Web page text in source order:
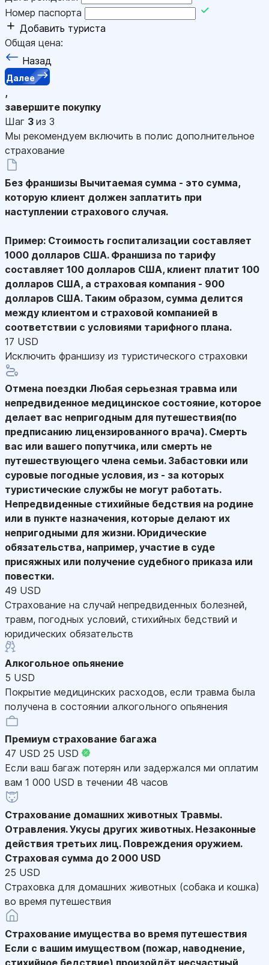
Номер паспорта
Добавить туриста
Общая цена:
Назад
Далее
,
завершите покупку
Шаг 3 из 3
Мы рекомендуем включить в полис дополнительное
страхование
Без франшизы Вычитаемая сумма - это сумма,
которую клиент должен заплатить при
наступлении страхового случая.
Пример: Стоимость госпитализации составляет
1000 долларов США. Франшиза по тарифу
составляет 100 долларов США, клиент платит 100
долларов США, а страховая компания - 900
долларов США. Таким образом, сумма делится
между клиентом и страховой компанией в
соответствии с условиями тарифного плана.
17 USD
Исключить франшизу из туристического страховки
Отмена поездки Любая серьезная травма или
непредвиденное медицинское состояние, которое
делает вас непригодным для путешествия(по
предписанию лицензированного врача). Смерть
вас или вашего попутчика, или смерть не
путешествующего члена семьи. Забастовки или
суровые погодные условия, из - за которых
туристические службы не могут работать.
Непредвиденные стихийные бедствия на родине
или в пункте назначения, которые делают их
непригодными для жизни. Юридические
обязательства, например, участие в суде
присяжных или получение судебного приказа или
повестки.
49 USD
Страхование на случай непредвиденных болезней,
травм, погодных условий, стихийных бедствий и
юридических обязательств
Алкогольное опьянение
5 USD
Покрытие медицинских расходов, если травма была
получена в состоянии алкогольного опьянения
Премиум страхование багажа
47 USD 25 USD
Если ваш багаж потерян или задержался ми оплатим
вам 1 000 USD в течении 48 часов
Страхование домашних животных Травмы.
Отравления. Укусы других животных. Незаконные
действия третьих лиц. Повреждения оружием.
Страховая сумма до 2 000 USD
25 USD
Страховка для домашних животных (собака и кошка)
во время путешествия
Страхование имущества во время путешествия
Если с вашим имуществом (пожар, наводнение,
стихийное бедствие) произойдёт несчастный